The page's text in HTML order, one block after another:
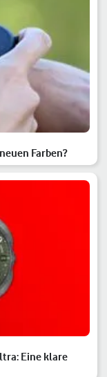
Farben?
Eine klare